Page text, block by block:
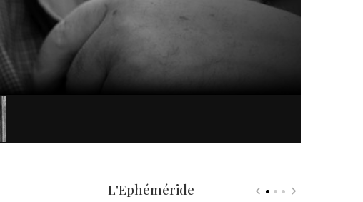
L'Ephéméride